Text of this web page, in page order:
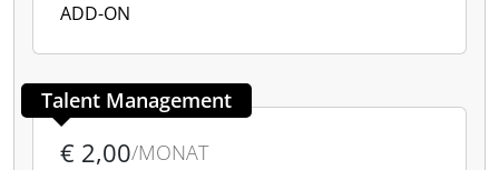
ADD-ON
Talent Management
€ 2,00/MONAT